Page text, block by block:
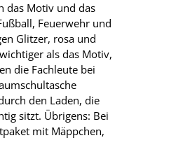
das Motiv und das
Feuerwehr und
Glitzer, rosa und
als das Motiv,
die Fachleute bei
den Laden, die
sitzt. Übrigens: Bei
mit Mäppchen,